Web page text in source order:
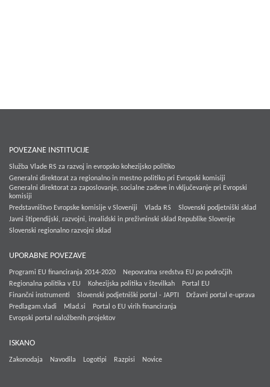
POVEZANE INSTITUCIJE
Služba Vlade RS za razvoj in evropsko kohezijsko politiko
Generalni direktorat za regionalno in mestno politiko pri Evropski komisiji
Generalni direktorat za zaposlovanje, socialne zadeve in vključevanje pri Evropski
komisiji
Predstavništvo Evropske komisije v Sloveniji
Vlada RS
Slovenski podjetniški sklad
Javni štipendijski, razvojni, invalidski in preživninski sklad Republike Slovenije
Slovenski regionalno razvojni sklad
UPORABNE POVEZAVE
Programi EU financiranja 2014-2020
Nepovratna sredstva EU po področjih
Regionalna politika v EU
Kohezijska politika v številkah
Portal EU
Finančni instrumenti
Slovenski podjetniški portal - JAPTI
Državni portal e-uprava
Predlagam.vladi
Mlad.si
Portal o EU virih financiranja
Evropski portal naložbenih projektov
ISKANO
Zakonodaja Navodila Logotipi Razpisi Novice